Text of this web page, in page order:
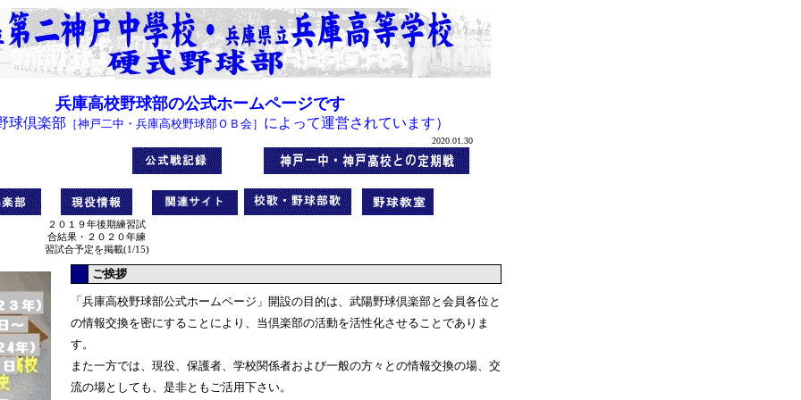
兵庫高校野球部の公式ホームページです
球倶楽部 ［神戸二中・兵庫高校野球部ＯＢ会］ によって運営されています）
2020.01.30
２０１９年後期練習試
合結果・２０２０年練
習試合予定を掲載(1/15)
ご挨拶
「兵庫高校野球部公式ホームページ」開設の目的は、武陽野球倶楽部と会員各位と
の情報交換を密にすることにより、当倶楽部の活動を活性化させることでありま
す。
また一方では、現役、保護者、学校関係者および一般の方々との情報交換の場、交
流の場としても、是非ともご活用下さい。